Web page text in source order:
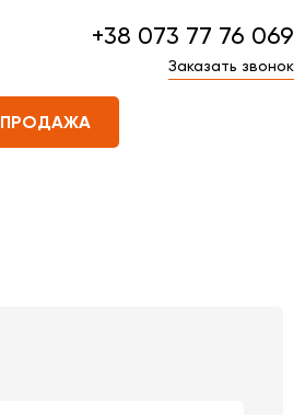
+38 073 77 76 069
Заказать звонок